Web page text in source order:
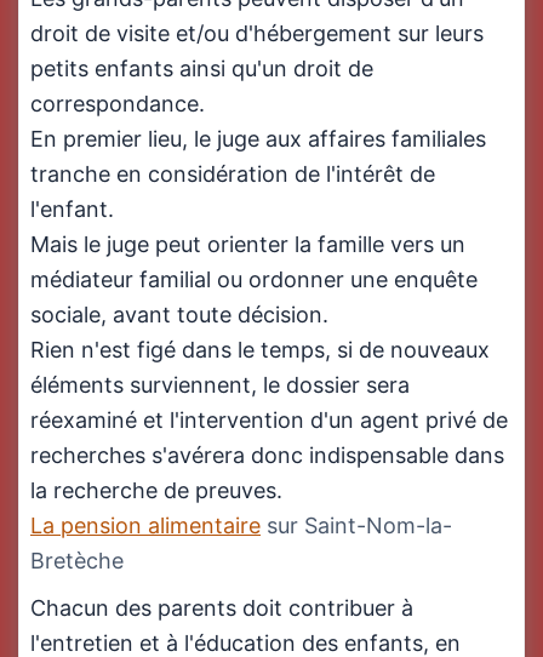
droit de visite et/ou d'hébergement sur leurs
petits enfants ainsi qu'un droit de
correspondance.
En premier lieu, le juge aux affaires familiales
tranche en considération de l'intérêt de
l'enfant.
Mais le juge peut orienter la famille vers un
médiateur familial ou ordonner une enquête
sociale, avant toute décision.
Rien n'est figé dans le temps, si de nouveaux
éléments surviennent, le dossier sera
réexaminé et l'intervention d'un agent privé de
recherches s'avérera donc indispensable dans
la recherche de preuves.
La pension alimentaire sur Saint-Nom-la-
Bretèche
Chacun des parents doit contribuer à
l'entretien et à l'éducation des enfants, en